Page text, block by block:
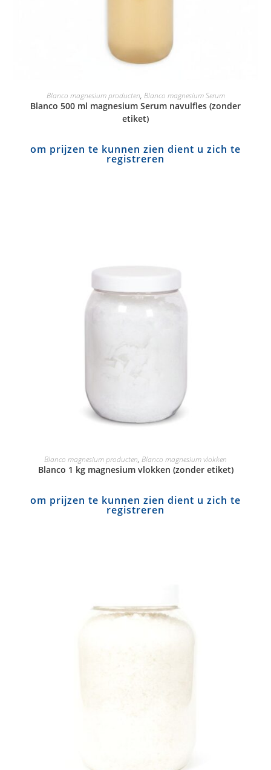
Blanco magnesium producten, Blanco magnesium Serum
Blanco 500 ml magnesium Serum navulfles (zonder
etiket)
om prijzen te kunnen zien dient u zich te
registreren
Blanco magnesium producten, Blanco magnesium vlokken
Blanco 1 kg magnesium vlokken (zonder etiket)
om prijzen te kunnen zien dient u zich te
registreren